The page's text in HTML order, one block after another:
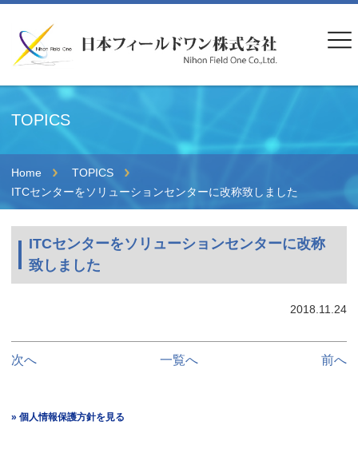
TOPICS
Home
TOPICS
ITCセンターをソリューションセンターに改称致しました
ITCセンターをソリューションセンターに改称
致しました
2018.11.24
次へ 一覧へ 前へ
» 個人情報保護方針を見る